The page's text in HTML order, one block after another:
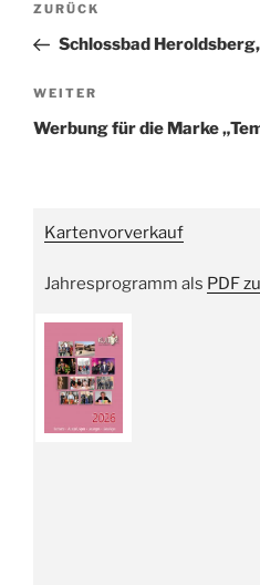
Vorheriger
Beitrag
ZURÜCK
Schlossbad
Nächster
Beitrag
WEITER
Werbung für die Marke
Kartenvorverkauf
Jahresprogramm als PDF